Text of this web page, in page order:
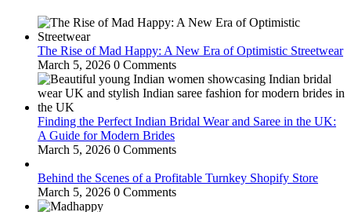
The Rise of Mad Happy: A New Era of Optimistic Streetwear
March 5, 2026 0 Comments
Finding the Perfect Indian Bridal Wear and Saree in the UK:
A Guide for Modern Brides
March 5, 2026 0 Comments
Behind the Scenes of a Profitable Turnkey Shopify Store
March 5, 2026 0 Comments